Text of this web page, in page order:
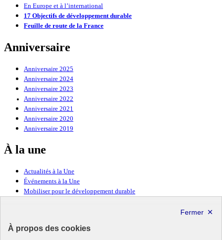
À propos des cookies
En Europe et à l’international
17 Objectifs de développement durable
Feuille de route de la France
Anniversaire
Anniversaire 2025
Anniversaire 2024
Anniversaire 2023
Anniversaire 2022
Anniversaire 2021
Anniversaire 2020
Anniversaire 2019
À la une
Actualités à la Une
Événements à la Une
Mobiliser pour le développement durable
Ressources